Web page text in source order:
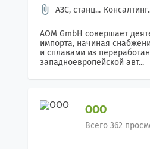
АЗС, станц...
AOM GmbH совершает
импорта, начиная
и сплавами из
западноевропейской авт...
ООО
Всего 362